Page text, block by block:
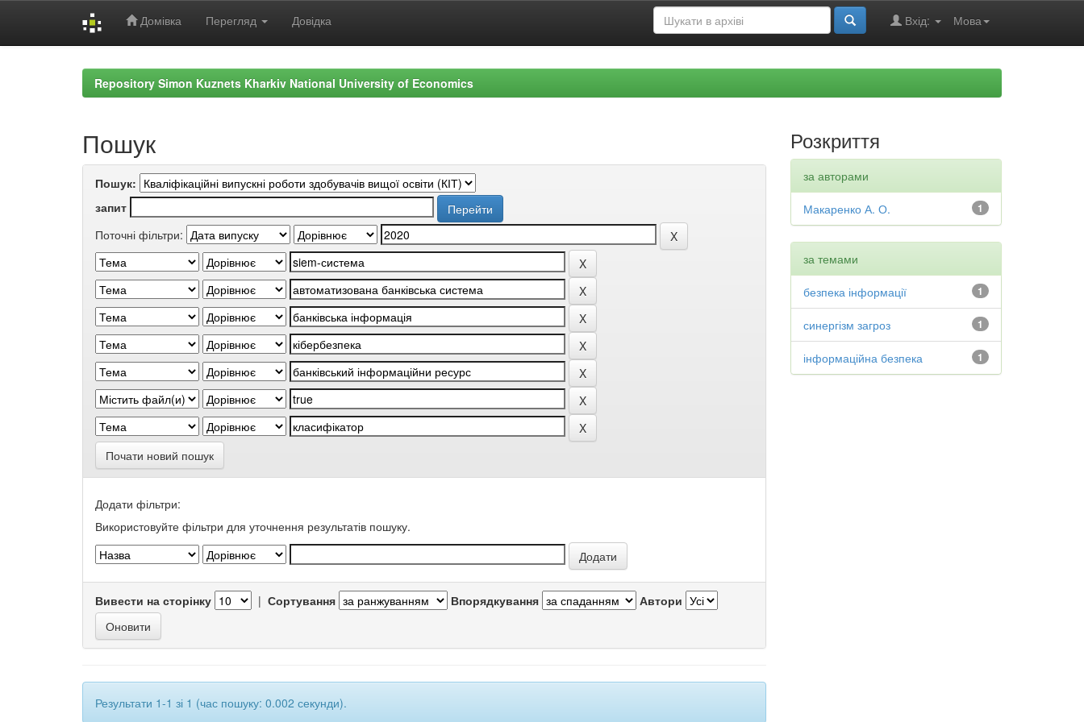
Домівка Перегляд Довідка Мова
Вхід:
Repository Simon Kuznets Kharkiv National University of Economics
Пошук
Пошук:
запит
Поточні фільтри:
Почати новий пошук
Додати фільтри:
Використовуйте фільтри для уточнення результатів пошуку.
Вивести на сторінку | Сортування Впорядкування Автори
Результати 1-1 зі 1 (час пошуку: 0.002 секунди).
Розкриття
за авторами
1
Макаренко А. О.
за темами
1
безпека інформації
1
синергізм загроз
1
інформаційна безпека